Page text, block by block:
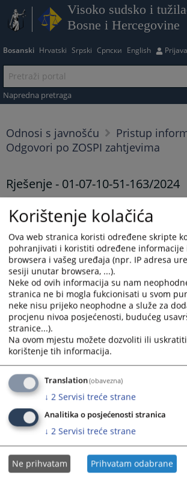
Visoko sudsko i
Bosne i Hercegovine
Bosanski Hrvatski Srpski Српски English Prijava
Napredna pretraga
Odnosi s javnošću
Pristup
Odgovori po ZOSPI zahtjevima
Rješenje - 01-07-10-51-163/2024
Rješenje - 01-07-10-51-163/2024
Prikazana vijest je na: Bosanski jezik
236PREGLEDA
Korištenje kolačića
Ova web stranica koristi određene skripte
pohranjivati i koristiti određene informacije
browsera i vašeg uređaja (npr. IP adresa
sesiji unutar browsera, ...).
Neke od ovih informacija su nam
stranica ne bi mogla fukcionisati u svom
neke nisu prijeko neophodne a služe za
procjenu nivoa posjećenosti, budućeg
stranice...).
Na ovom mjestu možete dozvoliti ili
korištenje tih informacija.
Translation(obavezna)
↓ 2 Servisi treće strane
Analitika o posjećenosti stranica
↓ 2 Servisi treće strane
Ne prihvatam Prihvatam odabrane